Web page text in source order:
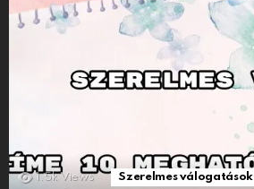
1.5k Views Szerelmes válogatások